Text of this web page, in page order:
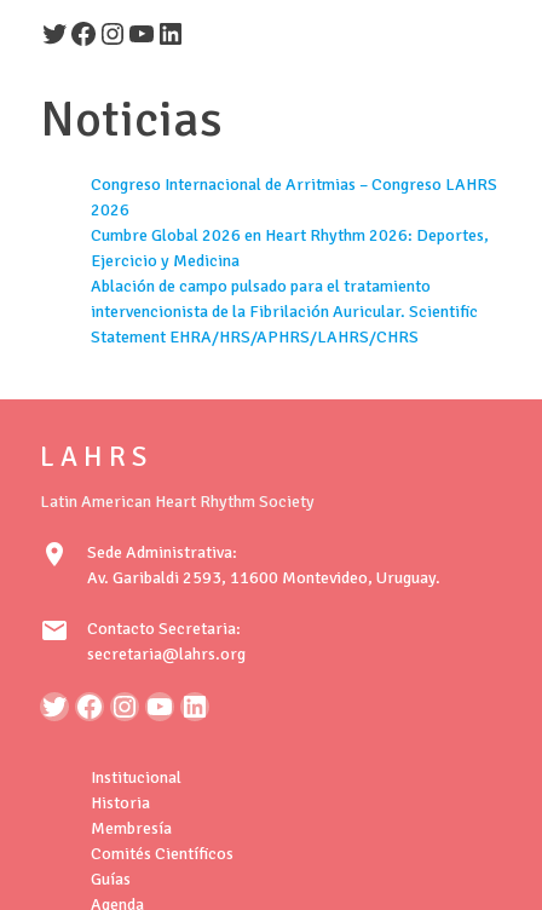
Twitter
Facebook
Instagram
YouTube
LinkedIn
Noticias
Congreso Internacional de Arritmias – Congreso LAHRS
2026
Cumbre Global 2026 en Heart Rhythm 2026: Deportes,
Ejercicio y Medicina
Ablación de campo pulsado para el tratamiento
intervencionista de la Fibrilación Auricular. Scientific
Statement EHRA/HRS/APHRS/LAHRS/CHRS
L A H R S
Latin American Heart Rhythm Society
location_on
Sede Administrativa:
Av. Garibaldi 2593, 11600 Montevideo, Uruguay.
mail
Contacto Secretaria:
secretaria@lahrs.org
Institucional
Historia
Membresía
Comités Científicos
Guías
Agenda